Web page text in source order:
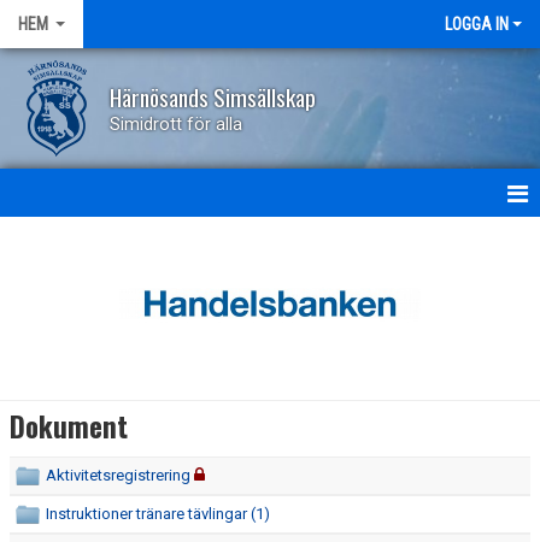
HEM LOGGA IN
Härnösands Simsällskap
Simidrott för alla
BILDGALLERI
Dokument
Aktivitetsregistrering
Instruktioner tränare tävlingar (1)